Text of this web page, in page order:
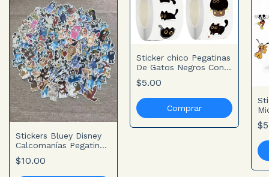
Stickers Bluey Disney
Calcomanías Pegatinas
Impermeables - Venta
individual
$10.00
Sticker chico Pegatinas
De Gatos Negros Con
Estilo Cartoon - Venta
individual
$5.00